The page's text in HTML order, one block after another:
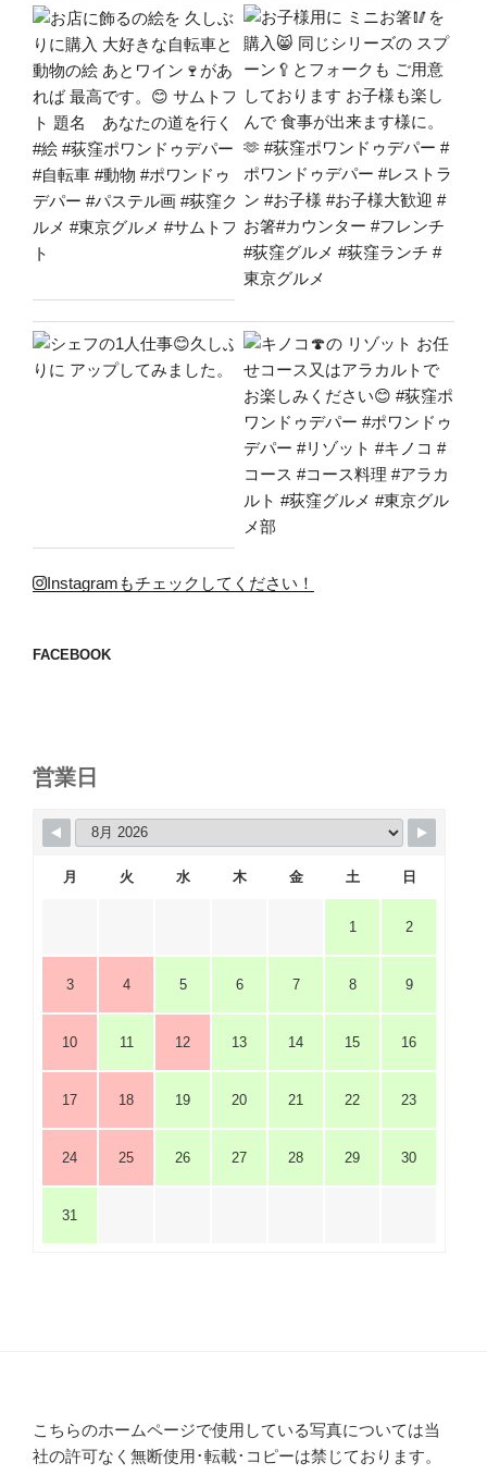
Instagramもチェックしてください！
FACEBOOK
営業日
月 火 水 木 金 土 日
1 2
3 4 5 6 7 8 9
10 11 12 13 14 15 16
17 18 19 20 21 22 23
24 25 26 27 28 29 30
31
こちらのホームページで使用している写真については当
社の許可なく無断使用･転載･コピーは禁じております。